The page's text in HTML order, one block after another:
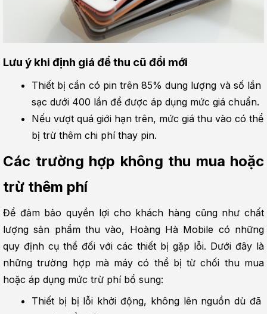
Lưu ý khi định giá để thu cũ đổi mới
Thiết bị cần có pin trên 85% dung lượng và số lần
sạc dưới 400 lần để được áp dụng mức giá chuẩn.
Nếu vượt quá giới hạn trên, mức giá thu vào có thể
bị trừ thêm chi phí thay pin.
Các trường hợp không thu mua hoặc
trừ thêm phí
Để đảm bảo quyền lợi cho khách hàng cũng như chất
lượng sản phẩm thu vào, Hoàng Hà Mobile có những
quy định cụ thể đối với các thiết bị gặp lỗi. Dưới đây là
những trường hợp mà máy có thể bị từ chối thu mua
hoặc áp dụng mức trừ phí bổ sung:
Thiết bị bị lỗi khởi động, không lên nguồn dù đã